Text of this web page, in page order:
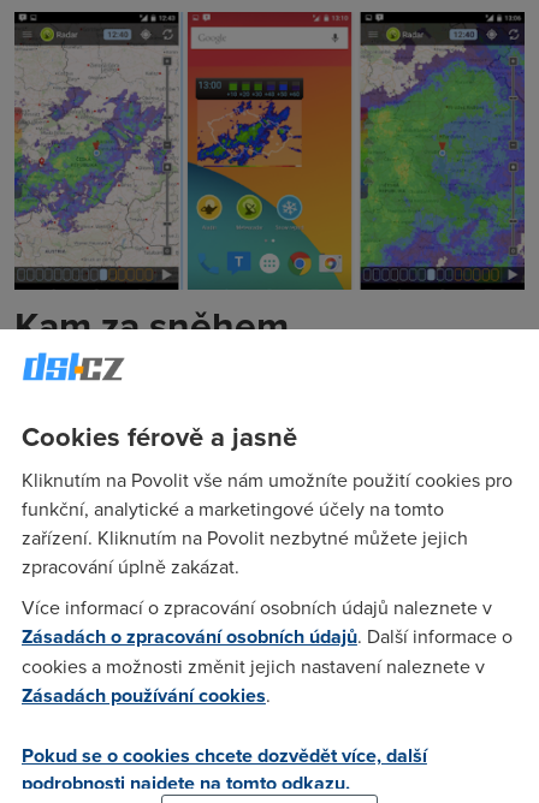
Kam za sněhem
Běžkujete? Pak se bez této aplikace neobejdete. Sdílí data s
kteří tam sdílejí aktuální info, kterou stopou ano a kterou ne.
Appka je navíc propojená s mapami, abyste se neztratili.
Stačí zadat oblast, ve které se nacházíte, a sama nalezne
nejschůdnější trasy. Aplikaci si stáhnete do telefonu se
systémemAndroid.
Cookies férově a jasně
Kliknutím na Povolit vše nám umožníte použití cookies pro
funkční, analytické a marketingové účely na tomto
zařízení. Kliknutím na Povolit nezbytné můžete jejich
zpracování úplně zakázat.
Více informací o zpracování osobních údajů naleznete v
Zásadách o zpracování osobních údajů. Další informace o
cookies a možnosti změnit jejich nastavení naleznete v
Zásadách používání cookies.
Pokud se o cookies chcete dozvědět více, další
podrobnosti najdete na tomto odkazu.